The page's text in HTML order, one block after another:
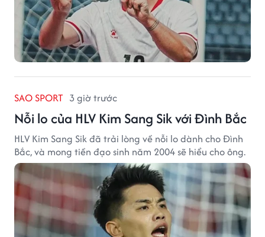
SAO SPORT 3 giờ trước
Nỗi lo của HLV Kim Sang Sik với Đình Bắc
HLV Kim Sang Sik đã trải lòng về nỗi lo dành cho Đình
Bắc, và mong tiền đạo sinh năm 2004 sẽ hiểu cho ông.